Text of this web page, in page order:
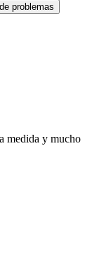
problemas
medida y mucho